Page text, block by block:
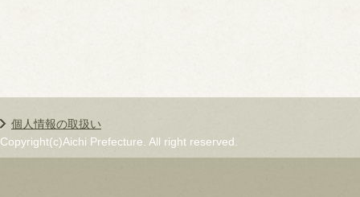
個人情報の取扱い
Copyright(c)Aichi Prefecture. All right reserved.